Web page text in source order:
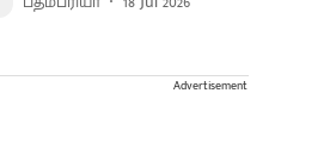
Advertisement